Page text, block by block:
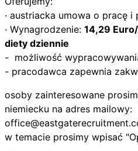
· austriacka umowa o pracę i
· Wynagrodzenie: 14,29
diety dziennie
- możliwość
- pracodawca zapewnia
osoby zainteresowane
niemiecku na adres mailowy:
w temacie prosimy wpisać